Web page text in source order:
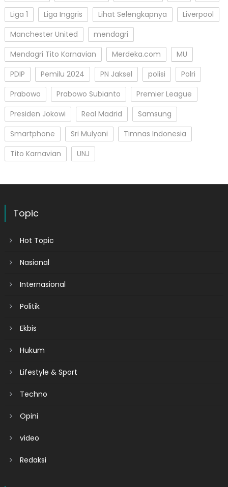
Liga 1
Liga Inggris Lihat Selengkapnya
Liverpool
Manchester United
mendagri
Mendagri Tito Karnavian
Merdeka.com
MU
PDIP
Pemilu 2024 PN Jaksel polisi
Polri
Prabowo
Prabowo Subianto
Premier League
Presiden Jokowi
Real Madrid
Samsung
Smartphone
Sri Mulyani
Timnas Indonesia
Tito Karnavian
UNJ
Topic
Hot Topic
Nasional
Internasional
Politik
Ekbis
Hukum
Lifestyle & Sport
Techno
Opini
video
Redaksi